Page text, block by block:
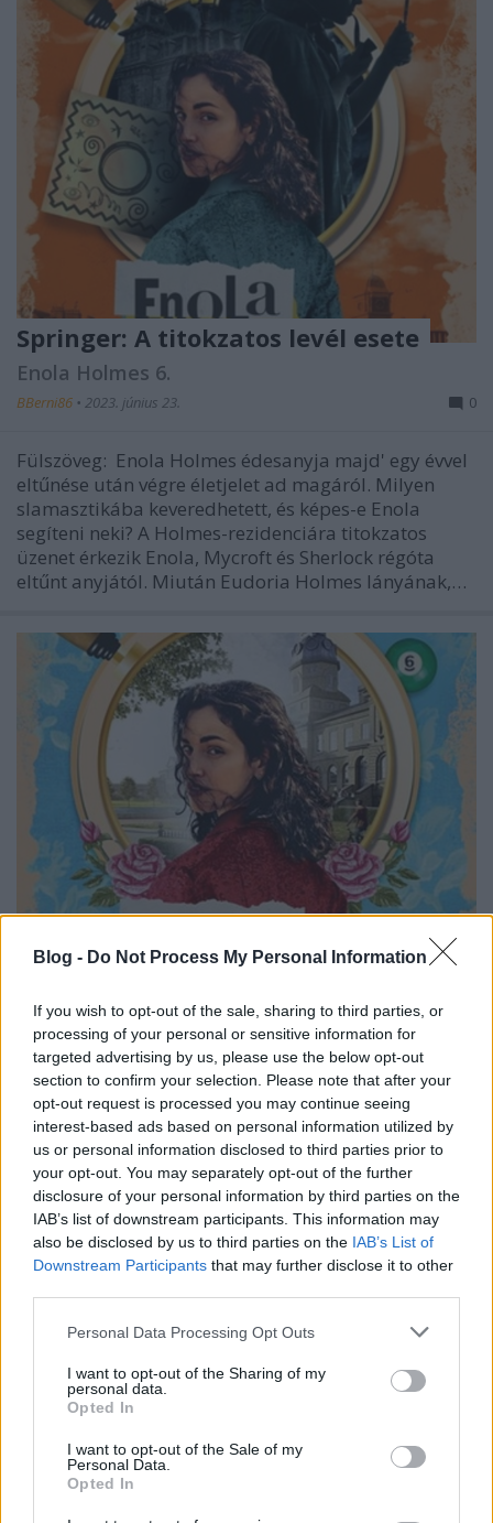
Blog - Do Not Process My Personal Information
If you wish to opt-out of the sale, sharing to third parties, or
processing of your personal or sensitive information for
targeted advertising by us, please use the below opt-out
section to confirm your selection. Please note that after your
opt-out request is processed you may continue seeing
interest-based ads based on personal information utilized by
us or personal information disclosed to third parties prior to
your opt-out. You may separately opt-out of the further
disclosure of your personal information by third parties on the
IAB’s list of downstream participants. This information may
also be disclosed by us to third parties on the IAB’s List of
Downstream Participants that may further disclose it to other
Please note that this website/app uses one or more Google
not limited to your visit or usage behaviour. You may click to
grant or deny consent to Google and its third-party tags to
use your data for below specified purposes in below Google
consent section.
Personal Data Processing Opt Outs
I want to opt-out of the Sharing of my
personal data.
Opted In
I want to opt-out of the Sale of my
Personal Data.
Opted In
Springer: A titokzatos levél esete
Enola Holmes 6.
BBerni86 • 2023. június 23. 0
Fülszöveg: Enola Holmes édesanyja majd' egy évvel
eltűnése után végre életjelet ad magáról. Milyen
slamasztikába keveredhetett, és képes-e Enola
segíteni neki? A Holmes-rezidenciára titokzatos
üzenet érkezik Enola, Mycroft és Sherlock régóta
eltűnt anyjától. Miután Eudoria Holmes lányának,…
Springer: A különös krinolin esete
Enola Holmes 5.
BBerni86•2023. június 22.
Fülszöveg: Enola Holmesnak manapság nem túl sok
jut családjából; anyja eltűnt, kedvenc bátyja,
Sherlock elől pedig bujkálnia kell. Nem csoda, hogy
a már majdnem teljesen süket, a konyhaművészet
terén komoly kihívásokkal küzdő, ám aranyszívű
házinénijét, Mrs. Tuppert tekinti egyfajta
pótanyának.Ám…